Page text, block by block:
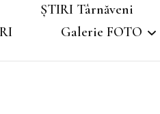
ȘTIRI Târnăveni
Galerie FOTO